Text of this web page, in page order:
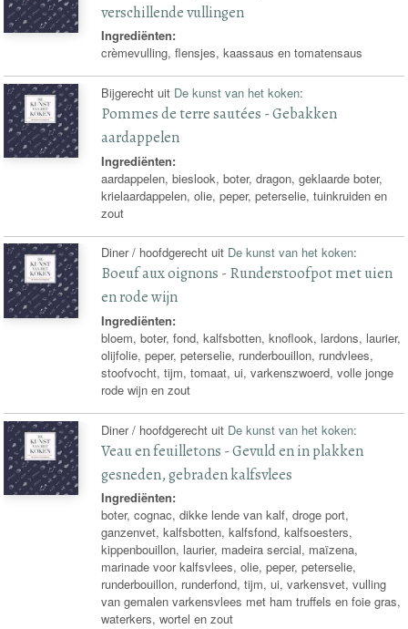
verschillende vullingen
Ingrediënten:
crèmevulling, flensjes, kaassaus en tomatensaus
Bijgerecht uit De kunst van het koken:
Pommes de terre sautées - Gebakken
aardappelen
Ingrediënten:
aardappelen, bieslook, boter, dragon, geklaarde boter,
krielaardappelen, olie, peper, peterselie, tuinkruiden en
zout
Diner / hoofdgerecht uit De kunst van het koken:
Boeuf aux oignons - Runderstoofpot met uien
en rode wijn
Ingrediënten:
bloem, boter, fond, kalfsbotten, knoflook, lardons, laurier,
olijfolie, peper, peterselie, runderbouillon, rundvlees,
stoofvocht, tijm, tomaat, ui, varkenszwoerd, volle jonge
rode wijn en zout
Diner / hoofdgerecht uit De kunst van het koken:
Veau en feuilletons - Gevuld en in plakken
gesneden, gebraden kalfsvlees
Ingrediënten:
boter, cognac, dikke lende van kalf, droge port,
ganzenvet, kalfsbotten, kalfsfond, kalfsoesters,
kippenbouillon, laurier, madeira sercial, maïzena,
marinade voor kalfsvlees, olie, peper, peterselie,
runderbouillon, runderfond, tijm, ui, varkensvet, vulling
van gemalen varkensvlees met ham truffels en foie gras,
waterkers, wortel en zout